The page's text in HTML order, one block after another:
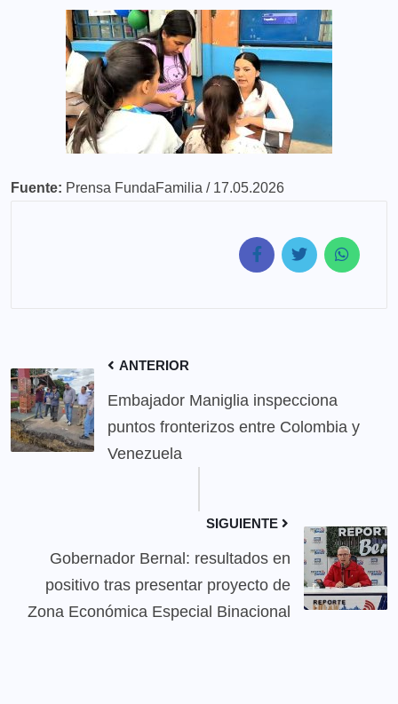
Fuente: Prensa FundaFamilia / 17.05.2026
ANTERIOR
Embajador Maniglia inspecciona
puntos fronterizos entre Colombia y
Venezuela
SIGUIENTE
Gobernador Bernal: resultados en
positivo tras presentar proyecto de
Zona Económica Especial Binacional